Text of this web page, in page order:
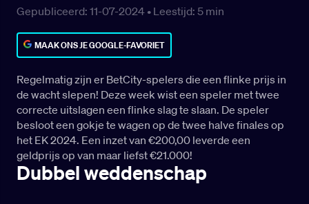
Gepubliceerd: 11-07-2024 • Leestijd: 5 min
MAAK ONS JE GOOGLE-FAVORIET
Regelmatig zijn er BetCity-spelers die een flinke prijs in
de wacht slepen! Deze week wist een speler met twee
correcte uitslagen een flinke slag te slaan. De speler
besloot een gokje te wagen op de twee halve finales op
het EK 2024. Een inzet van €200,00 leverde een
geldprijs op van maar liefst €21.000!
Dubbel weddenschap